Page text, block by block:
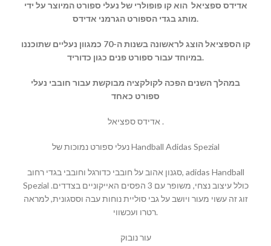
אדידס ספציאל הוא קו פופולרי של נעלי ספורט המיוצר על ידי
מותג בגדי הספורט הגרמני אדידס.
קו הספציאל הוצג לראשונה בשנות ה-70 כמגוון נעליים שתוכננו
במיוחד עבור ספורט פנים כגון כדוריד.
במהלך השנים הפכה לקולקציה מבוקשת עבור חובבי נעלי
ספורט כאחד
אדידס ספציאל .
נעלי ספורט נמוכות של Handball Adidas Spezial
סגנון אהוב על חובבי כדורגל וחובבי בגדי רחוב, adidas Handball
Spezial כולל עיצוב נצחי, משופר עם 3 הפסים האייקוניים בצדדים.
זוג זה עשוי מעור ויושב על גבי סוליית נוחות עבה וססגונית, למראה
רטרו ועכשווי.
עור נובוק